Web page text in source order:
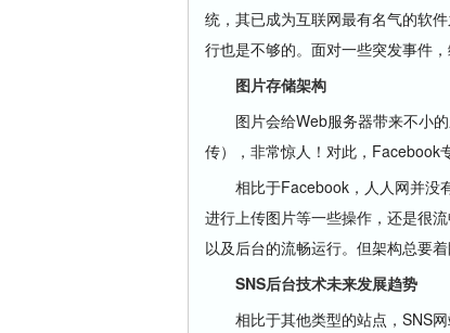
统，其已成为互联网最有名气的软
行也是不够的。面对一些突发事件
图片存储架构
图片会给Web服务器带来不小的
传），非常惊人！对此，Facebook
相比于Facebook，人人网并没有
进行上传图片等一些操作，还是很
以及后台的流畅运行。但架构总要
SNS后台技术未来发展趋势
相比于其他类型的站点，SNS网